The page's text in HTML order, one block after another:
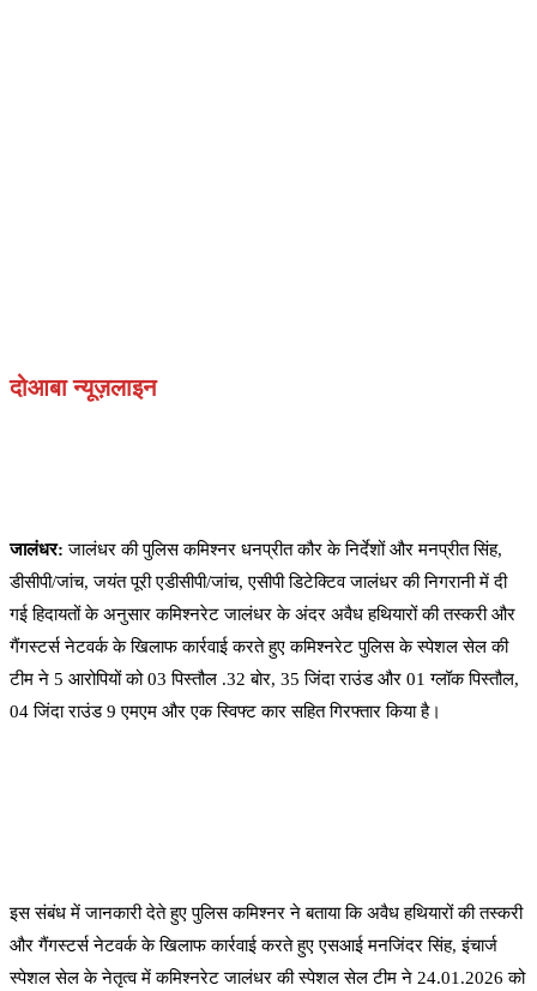
दोआबा न्यूज़लाइन
जालंधर:जालंधर की पुलिस कमिश्नर धनप्रीत कौर के निर्देशों और मनप्रीत सिंह,
डीसीपी/जांच, जयंत पूरी एडीसीपी/जांच, एसीपी डिटेक्टिव जालंधर की निगरानी में दी
गई हिदायतों के अनुसार कमिश्नरेट जालंधर के अंदर अवैध हथियारों की तस्करी और
गैंगस्टर्स नेटवर्क के खिलाफ कार्रवाई करते हुए कमिश्नरेट पुलिस के स्पेशल सेल की
टीम ने 5 आरोपियों को 03 पिस्तौल .32 बोर, 35 जिंदा राउंड और 01 ग्लॉक पिस्तौल,
04 जिंदा राउंड 9 एमएम और एक स्विफ्ट कार सहित गिरफ्तार किया है।
इस संबंध में जानकारी देते हुए पुलिस कमिश्नर ने बताया कि अवैध हथियारों की तस्करी
और गैंगस्टर्स नेटवर्क के खिलाफ कार्रवाई करते हुए एसआई मनजिंदर सिंह, इंचार्ज
स्पेशल सेल के नेतृत्व में कमिश्नरेट जालंधर की स्पेशल सेल टीम ने 24.01.2026 को